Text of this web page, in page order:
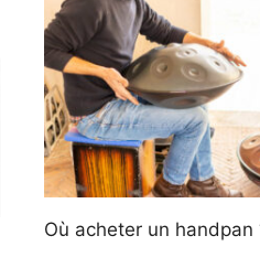
Où acheter un handpan